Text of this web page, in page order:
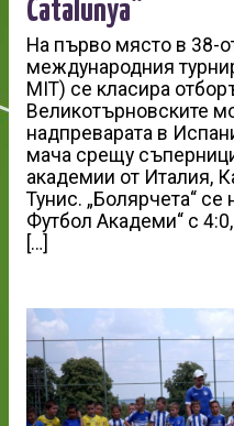
Catalunya“
На първо място в 38-
международния
MIT) се класира
Великотърновските
надпреварата в
мача срещу
академии от Италия,
Тунис. „Болярчета“
Футбол Академи“ с
[…]